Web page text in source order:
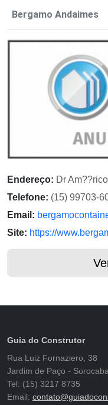
Bergamo Andaimes
Endereço: Dr
Telefone: (15) 99703-
Email:
Site: https://
Guia do Construtor
Rua Luiz Fornaziero, 38
Jardim de Paço -
Tel: (15) 3217 8735
Email: